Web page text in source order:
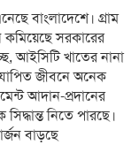
বাংলাদেশে। গ্রাম
সরকারের
আইসিটি খাতের নানা
জীবনে অনেক
আদান-প্রদানের
নিতে পারছে।
বাড়ছে